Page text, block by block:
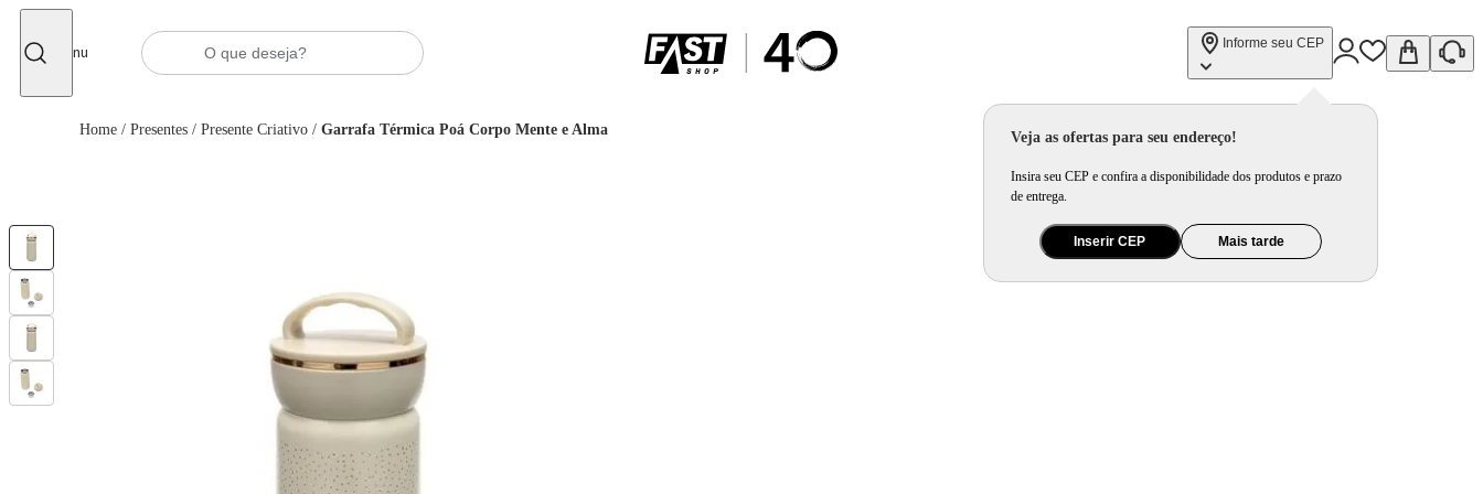
Menu
Informe seu CEP
Veja as ofertas para seu endereço!
Insira seu CEP e confira a disponibilidade dos produtos e prazo
de entrega.
Inserir CEP Mais tarde
Home / Presentes / Presente Criativo / Garrafa Térmica Poá Corpo Mente e Alma